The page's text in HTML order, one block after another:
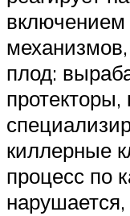
плод:
киллерные
процесс по